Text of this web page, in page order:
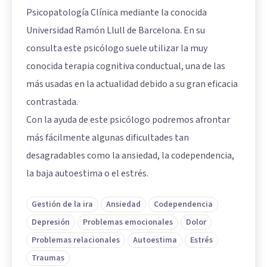
Psicopatología Clínica mediante la conocida
Universidad Ramón Llull de Barcelona. En su
consulta este psicólogo suele utilizar la muy
conocida terapia cognitiva conductual, una de las
más usadas en la actualidad debido a su gran eficacia
contrastada.
Con la ayuda de este psicólogo podremos afrontar
más fácilmente algunas dificultades tan
desagradables como la ansiedad, la codependencia,
la baja autoestima o el estrés.
Gestión de la ira Ansiedad
Codependencia
Depresión
Problemas emocionales
Dolor
Problemas relacionales
Autoestima
Estrés
Traumas